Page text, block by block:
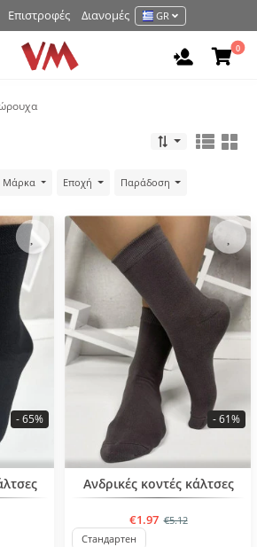
Επιστροφές Διανομές GR
0
Μάρκα Εποχή Παράδοση
- 65%
BESTSELLER
Ανδρικές κοντές κάλτσες
€1.97 €5.12
- 61%
Стандартен